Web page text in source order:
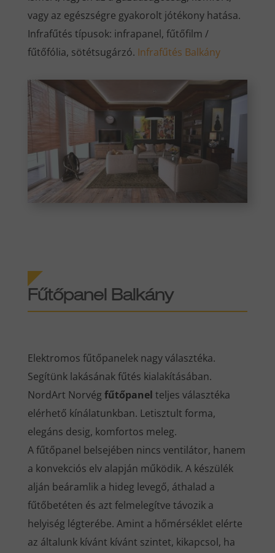
vagy az egészségre gyakorolt jótékony hatása.
Infrafűtés típusok: infrapanel, fűtőfilm /
fűtőfólia, sötétsugárzó. Infrafűtés Balkány
Fűtőpanel Balkány
Elektromos fűtőpanelek nagy választéka.
Segítünk lakásának fűtés kialakításában.
NordArt Norvég fűtőpanel teljes választéka
elérhető kínálatunkban. Letisztult forma,
elegáns desig, komfortos meleg.
A fűtőpanel belsejében nincs ventilátor, hanem
a konvekciós elv alapján működik. A készülék
alján beáramlik a hideg levegő, áthalad a
fűtőbetéten és azt felmelegítve távozik a
helyiség légterébe. Amint a hőmérséklet elérte
az általunk kívánt kívánt szintet, kikapcsol, ha